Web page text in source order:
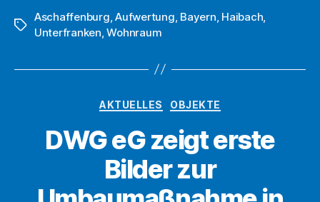
abgeschlossen“
Schlagwörter
Aschaffenburg ,Aufwertung Bayern Haibach
Unterfranken ,Wohnraum
Kategorien
AKTUELLES OBJEKTE
DWG eG zeigt erste
Bilder zur